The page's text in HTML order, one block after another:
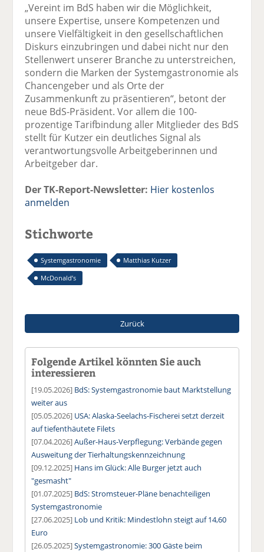
„Vereint im BdS haben wir die Möglichkeit,
unsere Expertise, unsere Kompetenzen und
unsere Vielfältigkeit in den gesellschaftlichen
Diskurs einzubringen und dabei nicht nur den
Stellenwert unserer Branche zu unterstreichen,
sondern die Marken der Systemgastronomie als
Chancengeber und als Orte der
Zusammenkunft zu präsentieren“, betont der
neue BdS-Präsident. Vor allem die 100-
prozentige Tarifbindung aller Mitglieder des BdS
stellt für Kutzer ein deutliches Signal als
verantwortungsvolle Arbeitgeberinnen und
Arbeitgeber dar.
Der TK-Report-Newsletter: Hier kostenlos
anmelden
Stichworte
Systemgastronomie
Matthias Kutzer
McDonald’s
Zurück
Folgende Artikel könnten Sie auch
interessieren
[19.05.2026] BdS: Systemgastronomie baut Marktstellung
weiter aus
[05.05.2026] USA: Alaska-Seelachs-Fischerei setzt derzeit
auf tiefenthäutete Filets
[07.04.2026]Außer-Haus-Verpflegung: Verbände gegen
Ausweitung der Tierhaltungskennzeichnung
[09.12.2025] Hans im Glück: Alle Burger jetzt auch
"gesmasht"
[01.07.2025] BdS: Stromsteuer-Pläne benachteiligen
Systemgastronomie
[27.06.2025] Lob und Kritik: Mindestlohn steigt auf 14,60
Euro
[26.05.2025]Systemgastronomie: 300 Gäste beim